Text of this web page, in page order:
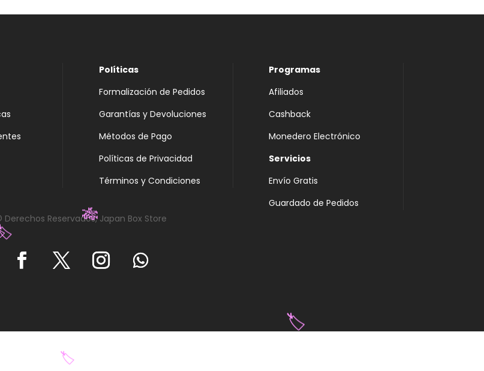
Políticas
Formalización de Pedidos
Garantías y Devoluciones
Métodos de Pago
Políticas de Privacidad
Términos y Condiciones
Programas
Afiliados
Cashback
Monedero Electrónico
Servicios
Envío Gratis
Guardado de Pedidos
Derechos Reservados, Japan Box Store